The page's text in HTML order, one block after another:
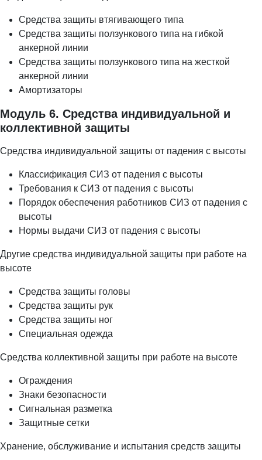
Средства защиты втягивающего типа
Средства защиты ползункового типа на гибкой
анкерной линии
Средства защиты ползункового типа на жесткой
анкерной линии
Амортизаторы
Модуль 6. Средства индивидуальной и
коллективной защиты
Средства индивидуальной защиты от падения с высоты
Классификация СИЗ от падения с высоты
Требования к СИЗ от падения с высоты
Порядок обеспечения работников СИЗ от падения с
высоты
Нормы выдачи СИЗ от падения с высоты
Другие средства индивидуальной защиты при работе на
высоте
Средства защиты головы
Средства защиты рук
Средства защиты ног
Специальная одежда
Средства коллективной защиты при работе на высоте
Ограждения
Знаки безопасности
Сигнальная разметка
Защитные сетки
Хранение, обслуживание и испытания средств защиты